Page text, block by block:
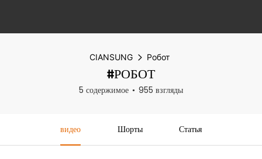
CIANSUNG Робот
#РОБОТ
5 содержимое 955 взгляды
видео Шорты Статья